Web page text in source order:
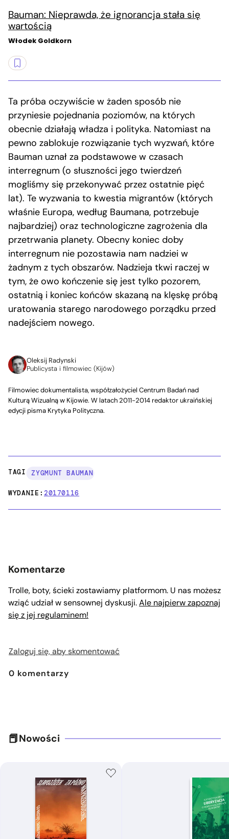
Bauman: Nieprawda, że ignorancja stała się
wartością
Włodek Goldkorn
Ta próba oczywiście w żaden sposób nie
przyniesie pojednania poziomów, na których
obecnie działają władza i polityka. Natomiast na
pewno zablokuje rozwiązanie tych wyzwań, które
Bauman uznał za podstawowe w czasach
interregnum (o słuszności jego twierdzeń
mogliśmy się przekonywać przez ostatnie pięć
lat). Te wyzwania to kwestia migrantów (których
właśnie Europa, według Baumana, potrzebuje
najbardziej) oraz technologiczne zagrożenia dla
przetrwania planety. Obecny koniec doby
interregnum nie pozostawia nam nadziei w
żadnym z tych obszarów. Nadzieja tkwi raczej w
tym, że owo kończenie się jest tylko pozorem,
ostatnią i koniec końców skazaną na klęskę próbą
uratowania starego narodowego porządku przed
nadejściem nowego.
Oleksij Radynski
Publicysta i filmowiec (Kijów)
Filmowiec dokumentalista, współzałożyciel Centrum Badań nad
Kulturą Wizualną w Kijowie. W latach 2011-2014 redaktor ukraińskiej
edycji pisma Krytyka Polityczna.
TAGI: ZYGMUNT BAUMAN
WYDANIE:20170116
Komentarze
Trolle, boty, ścieki zostawiamy platformom. U nas możesz
wziąć udział w sensownej dyskusji.Ale najpierw zapoznaj
się z jej regulaminem!
Zaloguj się, aby skomentować
0 komentarzy
Nowości